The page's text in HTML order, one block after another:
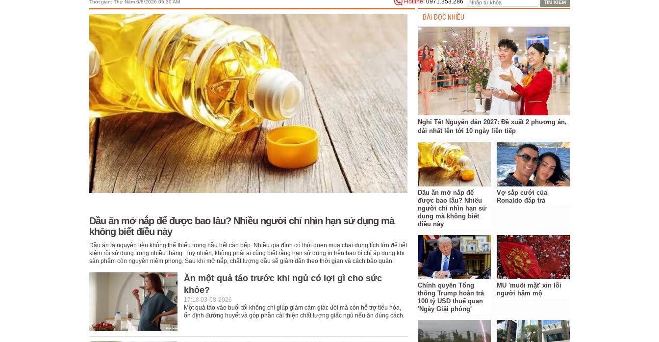
Thời gian: Thứ Năm 6/8/2026 05:30 AM Hotline: 0971.353.286
Dầu ăn mở nắp để được bao lâu? Nhiều người chỉ nhìn hạn sử dụng mà
không biết điều này
Dầu ăn là nguyên liệu không thể thiếu trong hầu hết căn bếp. Nhiều gia đình có thói quen mua chai dung tích lớn để tiết
kiệm rồi sử dụng trong nhiều tháng. Tuy nhiên, không phải ai cũng biết rằng hạn sử dụng in trên bao bì chỉ áp dụng khi
sản phẩm còn nguyên niêm phong. Sau khi mở nắp, chất lượng dầu sẽ giảm dần theo thời gian và cách bảo quản.
Ăn một quả táo trước khi ngủ có lợi gì cho sức
khỏe?
17:18 03-08-2026
Một quả táo vào buổi tối không chỉ giúp giảm cảm giác đói mà còn hỗ trợ tiêu hóa,
ổn định đường huyết và góp phần cải thiện chất lượng giấc ngủ nếu ăn đúng cách.
BÀI ĐỌC NHIỀU
Nghỉ Tết Nguyên đán 2027: Đề xuất 2 phương án,
dài nhất lên tới 10 ngày liên tiếp
Dầu ăn mở nắp để
được bao lâu? Nhiều
người chỉ nhìn hạn sử
dụng mà không biết
điều này
Vợ sắp cưới của
Ronaldo đáp trả
Chính quyền Tổng
thống Trump hoàn trả
100 tỷ USD thuế quan
'Ngày Giải phóng'
MU 'muối mặt' xin lỗi
người hâm mộ